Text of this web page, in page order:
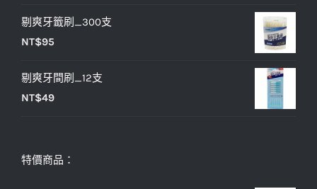
剔爽牙籤刷_300支
NT$95
剔爽牙間刷_12支
NT$49
特價商品：